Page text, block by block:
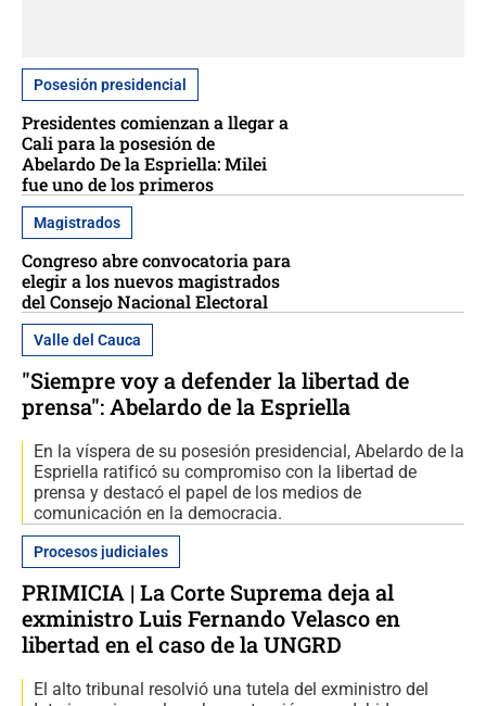
Posesión presidencial
Presidentes comienzan a llegar a
Cali para la posesión de
Abelardo De la Espriella: Milei
fue uno de los primeros
Magistrados
Congreso abre convocatoria para
elegir a los nuevos magistrados
del Consejo Nacional Electoral
Valle del Cauca
"Siempre voy a defender la libertad de
prensa": Abelardo de la Espriella
En la víspera de su posesión presidencial, Abelardo de la
Espriella ratificó su compromiso con la libertad de
prensa y destacó el papel de los medios de
comunicación en la democracia.
Procesos judiciales
PRIMICIA | La Corte Suprema deja al
exministro Luis Fernando Velasco en
libertad en el caso de la UNGRD
El alto tribunal resolvió una tutela del exministro del